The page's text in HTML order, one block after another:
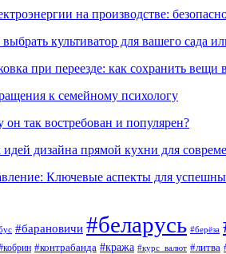
на производстве:
культиватор для вашего сада
при переезде: как сохранить вещи
к семейному психологу
так востребован и популярен?
дизайна прямой кухни для
Ключевые аспекты для
#барановичи #беларусь #берёза
#контрабанда #кража #курс_валют #литва